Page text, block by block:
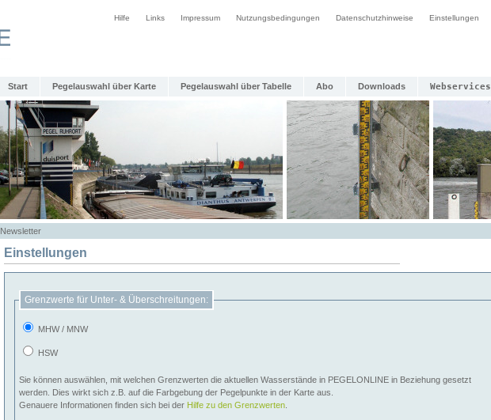
Hilfe Links Impressum Nutzungsbedingungen Datenschutzhinweise Einstellungen
Start Pegelauswahl über Karte Pegelauswahl über Tabelle Abo Downloads Webservices
Newsletter
Einstellungen
Grenzwerte für Unter- & Überschreitungen:
MHW / MNW
HSW
Sie können auswählen, mit welchen Grenzwerten die aktuellen Wasserstände in PEGELONLINE in Beziehung gesetzt
werden. Dies wirkt sich z.B. auf die Farbgebung der Pegelpunkte in der Karte aus.
Genauere Informationen finden sich bei der Hilfe zu den Grenzwerten